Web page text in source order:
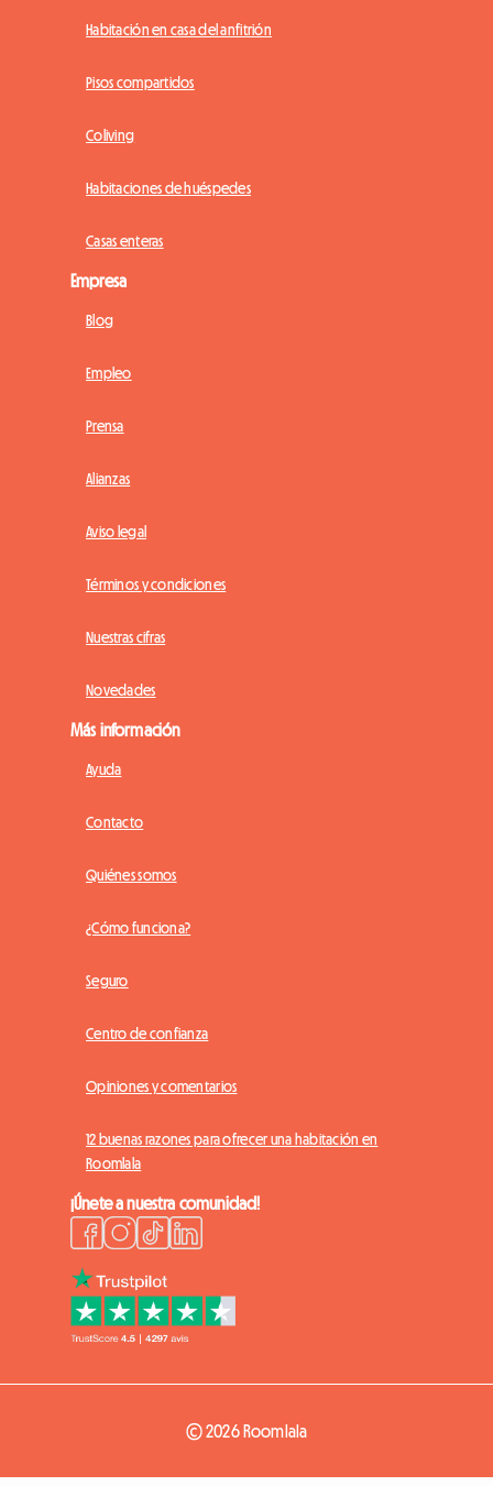
Habitación en casa del anfitrión
Pisos compartidos
Coliving
Habitaciones de huéspedes
Casas enteras
Empresa
Blog
Empleo
Prensa
Alianzas
Aviso legal
Términos y condiciones
Nuestras cifras
Novedades
Más información
Ayuda
Contacto
Quiénes somos
¿Cómo funciona?
Seguro
Centro de confianza
Opiniones y comentarios
12 buenas razones para ofrecer una habitación en
Roomlala
¡Únete a nuestra comunidad!
© 2026 Roomlala